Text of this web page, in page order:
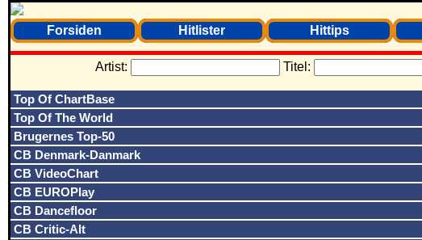
Forsiden Hitlister Hittips
Artist: Titel:
Top Of ChartBase
Top Of The World
Brugernes Top-50
CB Denmark-Danmark
CB VideoChart
CB EUROPlay
CB Dancefloor
CB Critic-Alt